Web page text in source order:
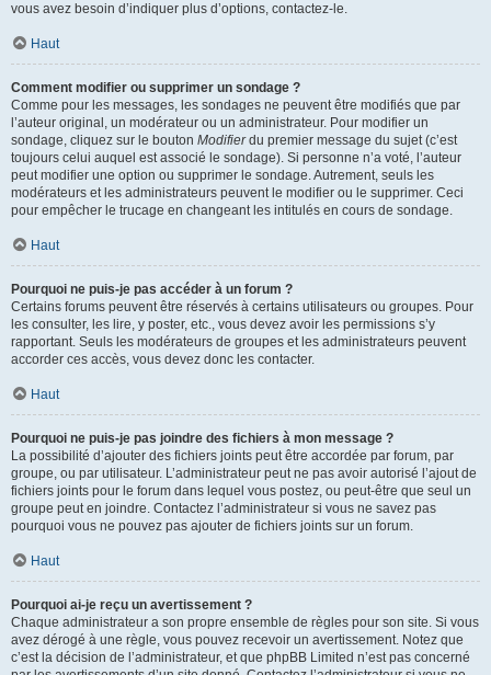
vous avez besoin d’indiquer plus d’options, contactez-le.
Haut
Comment modifier ou supprimer un sondage ?
Comme pour les messages, les sondages ne peuvent être modifiés que par
l’auteur original, un modérateur ou un administrateur. Pour modifier un
sondage, cliquez sur le bouton Modifierdu premier message du sujet (c’est
toujours celui auquel est associé le sondage). Si personne n’a voté, l’auteur
peut modifier une option ou supprimer le sondage. Autrement, seuls les
modérateurs et les administrateurs peuvent le modifier ou le supprimer. Ceci
pour empêcher le trucage en changeant les intitulés en cours de sondage.
Haut
Pourquoi ne puis-je pas accéder à un forum ?
Certains forums peuvent être réservés à certains utilisateurs ou groupes. Pour
les consulter, les lire, y poster, etc., vous devez avoir les permissions s’y
rapportant. Seuls les modérateurs de groupes et les administrateurs peuvent
accorder ces accès, vous devez donc les contacter.
Haut
Pourquoi ne puis-je pas joindre des fichiers à mon message ?
La possibilité d’ajouter des fichiers joints peut être accordée par forum, par
groupe, ou par utilisateur. L’administrateur peut ne pas avoir autorisé l’ajout de
fichiers joints pour le forum dans lequel vous postez, ou peut-être que seul un
groupe peut en joindre. Contactez l’administrateur si vous ne savez pas
pourquoi vous ne pouvez pas ajouter de fichiers joints sur un forum.
Haut
Pourquoi ai-je reçu un avertissement ?
Chaque administrateur a son propre ensemble de règles pour son site. Si vous
avez dérogé à une règle, vous pouvez recevoir un avertissement. Notez que
c’est la décision de l’administrateur, et que phpBB Limited n’est pas concerné